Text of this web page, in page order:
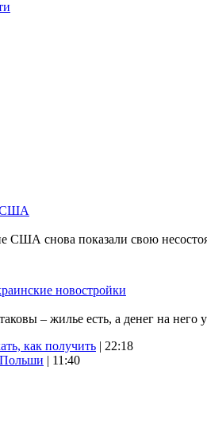
США
снова показали свою
новостройки
– жилье есть, а денег на него
как получить | 22:18
Польши | 11:40